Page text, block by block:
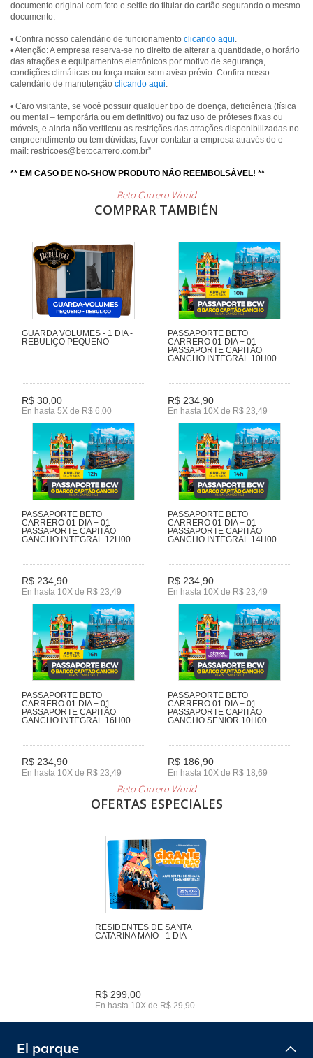
documento original com foto e selfie do titular do cartão segurando o mesmo
documento.
• Confira nosso calendário de funcionamento clicando aqui.
• Atenção: A empresa reserva-se no direito de alterar a quantidade, o horário
das atrações e equipamentos eletrônicos por motivo de segurança,
condições climáticas ou força maior sem aviso prévio. Confira nosso
calendário de manutenção clicando aqui.
• Caro visitante, se você possuir qualquer tipo de doença, deficiência (física
ou mental – temporária ou em definitivo) ou faz uso de próteses fixas ou
móveis, e ainda não verificou as restrições das atrações disponibilizadas no
empreendimento ou tem dúvidas, favor contatar a empresa através do e-
mail: restricoes@betocarrero.com.br”
** EM CASO DE NO-SHOW PRODUTO NÃO REEMBOLSÁVEL! **
Beto Carrero World
COMPRAR TAMBIÉN
GUARDA VOLUMES - 1 DIA -
REBULIÇO PEQUENO
R$ 30,00
En hasta 5X de R$ 6,00
PASSAPORTE BETO
CARRERO 01 DIA + 01
PASSAPORTE CAPITÃO
GANCHO INTEGRAL 10H00
R$ 234,90
En hasta 10X de R$ 23,49
PASSAPORTE BETO
CARRERO 01 DIA + 01
PASSAPORTE CAPITÃO
GANCHO INTEGRAL 12H00
R$ 234,90
En hasta 10X de R$ 23,49
PASSAPORTE BETO
CARRERO 01 DIA + 01
PASSAPORTE CAPITÃO
GANCHO INTEGRAL 14H00
R$ 234,90
En hasta 10X de R$ 23,49
PASSAPORTE BETO
CARRERO 01 DIA + 01
PASSAPORTE CAPITÃO
GANCHO INTEGRAL 16H00
R$ 234,90
En hasta 10X de R$ 23,49
PASSAPORTE BETO
CARRERO 01 DIA + 01
PASSAPORTE CAPITÃO
GANCHO SENIOR 10H00
R$ 186,90
En hasta 10X de R$ 18,69
Beto Carrero World
OFERTAS ESPECIALES
RESIDENTES DE SANTA
CATARINA MAIO - 1 DIA
R$ 299,00
En hasta 10X de R$ 29,90
El parque